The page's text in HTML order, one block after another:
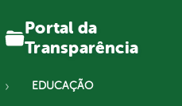
Portal da
Transparência
EDUCAÇÃO